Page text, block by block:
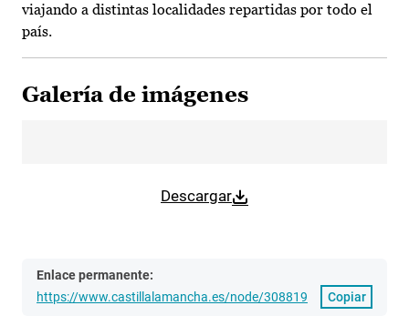
viajando a distintas localidades repartidas por todo el
país.
Galería de imágenes
Descargar
Enlace permanente:
https://www.castillalamancha.es/node/308819
Copiar